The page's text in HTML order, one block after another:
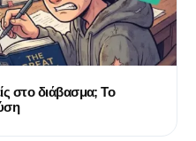
στο διάβασμα; Το